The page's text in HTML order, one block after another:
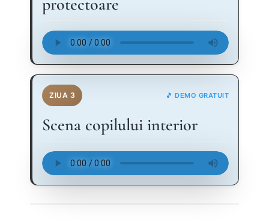
ZIUA 3 🎵 DEMO GRATUIT
Scena copilului interior